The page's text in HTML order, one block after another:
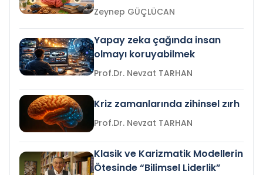
Zeynep GÜÇLÜCAN
Yapay zeka çağında insan
olmayı koruyabilmek
Prof.Dr. Nevzat TARHAN
Kriz zamanlarında zihinsel zırh
Prof.Dr. Nevzat TARHAN
Klasik ve Karizmatik Modellerin
Ötesinde “Bilimsel Liderlik”